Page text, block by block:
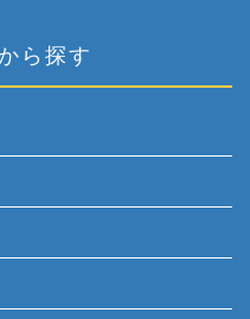
ら探す